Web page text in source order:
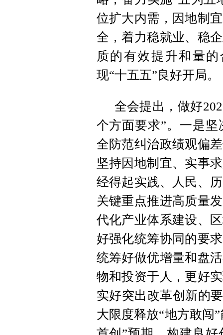
位扩大内需，因地制
全，着力稳就业、稳
质的有效提升和量
现“十五五”良好开局。
全会提出，做好
个方面要求”。一是
全防范纠治政绩观偏
坚持因地制宜、实事
经得起实践、人民、
关键重点推进高质量
代化产业体系建设、
好强化统筹协同的要
统筹好做优增量和盘
物和投资于人，更好
实好突出改革创新的
大限度释放“地方敢闯